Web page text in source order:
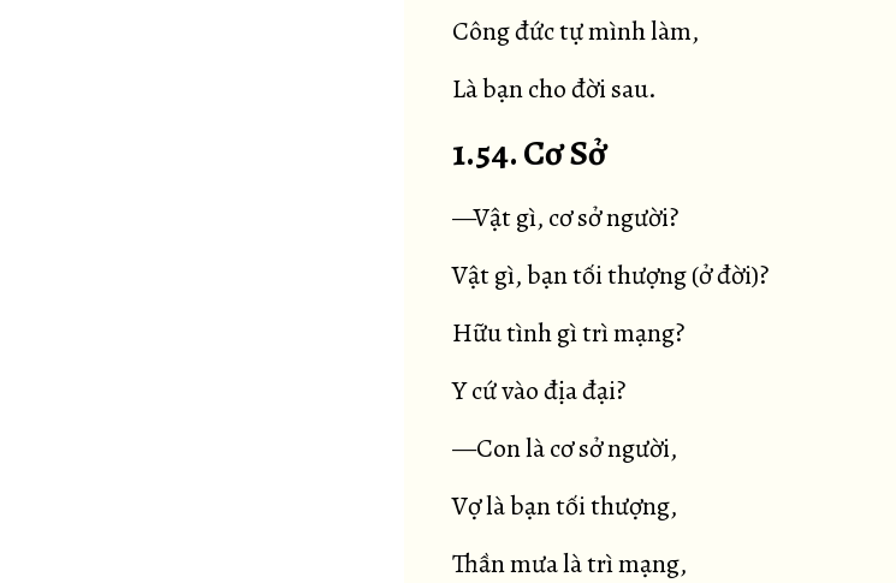
Công đức tự mình làm,
Là bạn cho đời sau.
1.54. Cơ Sở
—Vật gì, cơ sở người?
Vật gì, bạn tối thượng (ở đời)?
Hữu tình gì trì mạng?
Y cứ vào địa đại?
—Con là cơ sở người,
Vợ là bạn tối thượng,
Thần mưa là trì mạng,